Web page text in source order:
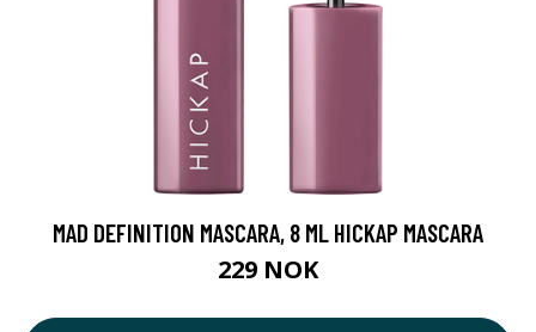
MAD DEFINITION MASCARA, 8 ML HICKAP MASCARA
229 NOK